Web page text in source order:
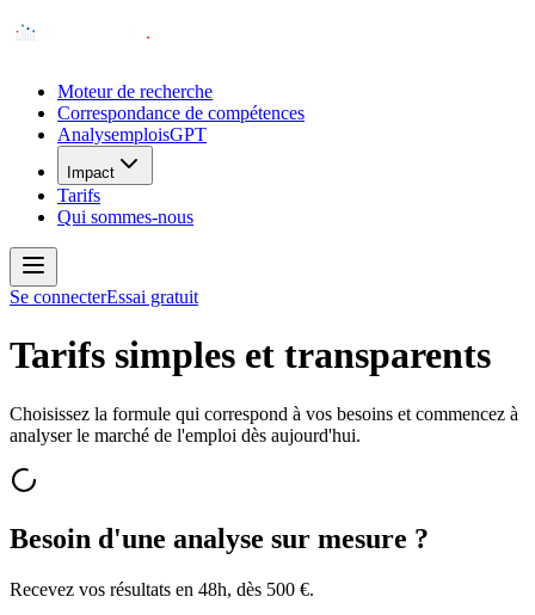
Moteur de recherche
Correspondance de compétences
AnalysemploisGPT
Impact
Tarifs
Qui sommes-nous
Se connecterEssai gratuit
Tarifs simples et transparents
Choisissez la formule qui correspond à vos besoins et commencez à
analyser le marché de l'emploi dès aujourd'hui.
Besoin d'une analyse sur mesure ?
Recevez vos résultats en 48h, dès 500 €.